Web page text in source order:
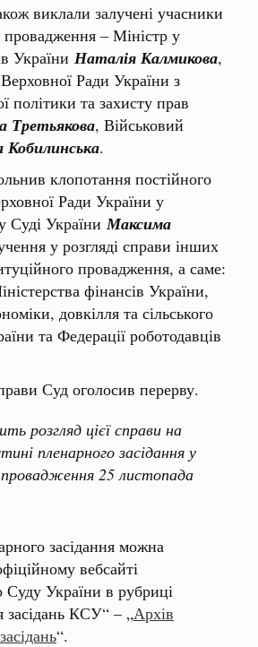
виклали залучені учасники
провадження – Міністр у
України Наталія Калмикова,
Ради України з
політики та захисту прав
Третьякова, Військовий
Кобилинська.
клопотання постійного
Ради України у
Суді України Максима
у розгляді справи інших
провадження, а саме:
фінансів України,
довкілля та сільського
та Федерації роботодавців
Суд оголосив перерву.
розгляд цієї справи на
пленарного засідання у
25 листопада
засідання можна
вебсайті
Суду України в рубриці
засідань КСУ“ – „Архів
“.